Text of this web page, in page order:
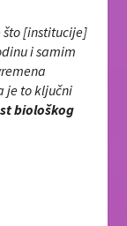
što [institucije]
i samim
je to ključni
biološkog